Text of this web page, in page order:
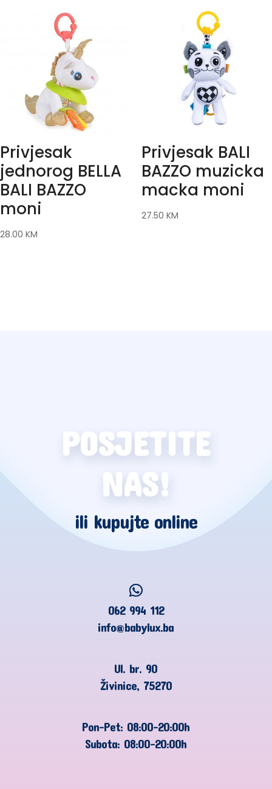
Privjesak
jednorog BELLA
BALI BAZZO
moni
28.00 KM
Privjesak BALI
BAZZO muzicka
macka moni
27.50 KM
POSJETITE
NAS!
ili kupujte online
062 994 112
info@babylux.ba
Ul. br. 90
Živinice, 75270
Pon-Pet: 08:00-20:00h
Subota: 08:00-20:00h